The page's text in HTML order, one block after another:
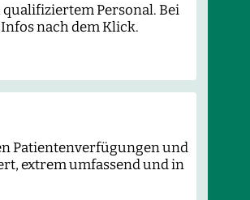
Personal. Bei
nach dem Klick.
Patientenverfügungen und
extrem ­umfassend und in